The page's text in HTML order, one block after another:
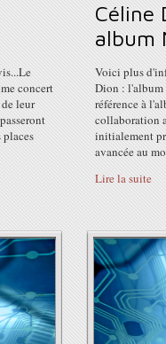
concert
leur
Céline
album
Voici plus
Dion : l'album
référence à
collaboration
initialement
avancée au
Lire la suite